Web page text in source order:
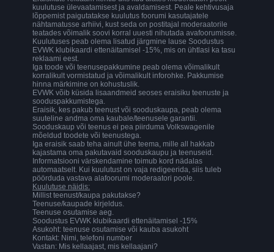
kuulutuse ülevaatamisest ja avaldamisest. Peale kehtivusaja
lõppemist paigutatakse kuulutus foorumi kasutajatele
nähtamatusse arhiivi, kust seda on postitajal moderaatorile
teatades võimalik soovi korral uuesti nihutada avafoorumisse.
Kuulutuses peab olema lisatud järgmine lause Soodustus
EVWK klubikaardi ettenäitamisel -15%, mis on ühtlasi ka tasu
reklaami eest.
Iga toode või teenusepakkumine peab olema võimalikult
korralikult vormistatud ja võimalikult inforohke. Pakkumise
hinna märkimine on kohustuslik.
EVWK võib küsida lisaandmeid seoses eraisiku teenuste ja
sooduspakkumistega.
Eraisik, kes pakub teenust või sooduskaupa, peab olema
suuteline andma oma kaubale/teenusele garantii.
Sooduskaup või teenus ei pea piirduma Volkswagenile
mõeldud toodete või teenustega.
Iga eraisik saab teha ainult ühe teema, mille all hakkab
kajastama oma pakutavaid sooduskaupu ja teenuseid.
Informatsiooni värskendamine toimub kord nädalas
automaatselt. Kui kuulutust on vaja redigeerida, siis tuleb
pöörduda vastava alafoorumi moderaatori poole.
Kuulutuse näidis:
Millist teenust/kaupa pakutakse?
Teenuse/kaupade kirjeldus.
Teenuse osutamise aeg.
Soodustus EVWK klubikaardi ettenäitamisel -15%
Asukoht: teenuse osutamise või kauba asukoht
Kontakt: Nimi, telefoni number
Vastan: Mis kellaajast, mis kellaajani?